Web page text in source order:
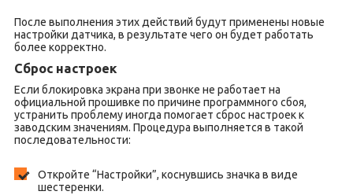
После выполнения этих действий будут применены новые
настройки датчика, в результате чего он будет работать
более корректно.
Сброс настроек
Если блокировка экрана при звонке не работает на
официальной прошивке по причине программного сбоя,
устранить проблему иногда помогает сброс настроек к
заводским значениям. Процедура выполняется в такой
последовательности:
Откройте “Настройки”, коснувшись значка в виде
шестеренки.